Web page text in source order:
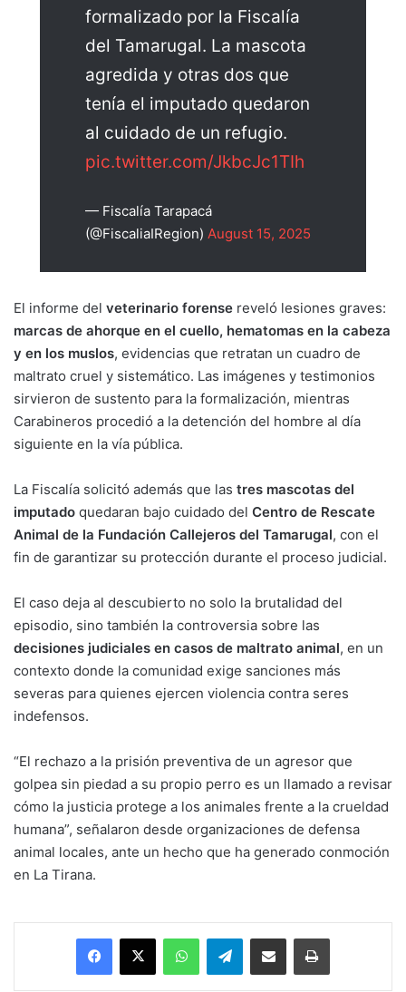
formalizado por la Fiscalía
del Tamarugal. La mascota
agredida y otras dos que
tenía el imputado quedaron
al cuidado de un refugio.
pic.twitter.com/JkbcJc1TIh
— Fiscalía Tarapacá
(@FiscaliaIRegion) August 15, 2025
El informe del veterinario forense reveló lesiones graves:
marcas de ahorque en el cuello, hematomas en la cabeza
y en los muslos, evidencias que retratan un cuadro de
maltrato cruel y sistemático. Las imágenes y testimonios
sirvieron de sustento para la formalización, mientras
Carabineros procedió a la detención del hombre al día
siguiente en la vía pública.
La Fiscalía solicitó además que las tres mascotas del
imputado quedaran bajo cuidado del Centro de Rescate
Animal de la Fundación Callejeros del Tamarugal, con el
fin de garantizar su protección durante el proceso judicial.
El caso deja al descubierto no solo la brutalidad del
episodio, sino también la controversia sobre las
decisiones judiciales en casos de maltrato animal, en un
contexto donde la comunidad exige sanciones más
severas para quienes ejercen violencia contra seres
indefensos.
“El rechazo a la prisión preventiva de un agresor que
golpea sin piedad a su propio perro es un llamado a revisar
cómo la justicia protege a los animales frente a la crueldad
humana”, señalaron desde organizaciones de defensa
animal locales, ante un hecho que ha generado conmoción
en La Tirana.
Facebook
X WhatsAppTelegramEnviar vía email Imprimir